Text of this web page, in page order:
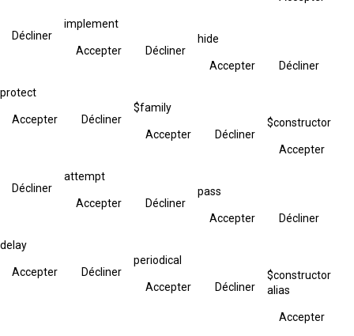
Décliner
implement
Accepter Décliner
hide
Accepter Décliner
protect
Accepter Décliner
$family
Accepter Décliner
$constructor
Accepter
Décliner
attempt
Accepter Décliner
pass
Accepter Décliner
delay
Accepter Décliner
periodical
Accepter Décliner
$constructor
alias
Accepter